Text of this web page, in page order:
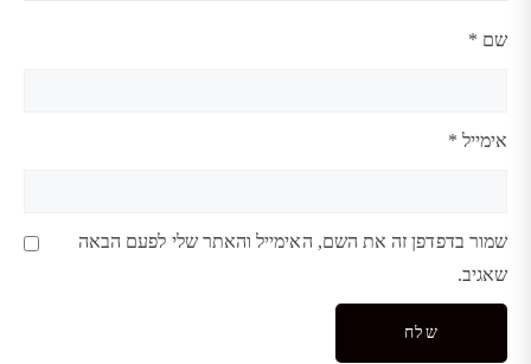
שם *
אימייל *
שמור בדפדפן זה את השם, האימייל והאתר שלי לפעם הבאה
שאגיב.